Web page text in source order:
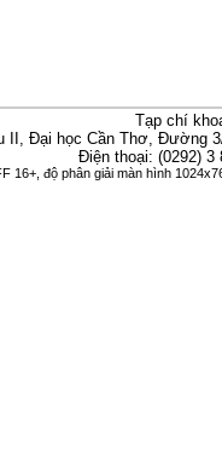
Tạp chí
II, Đại học Cần Thơ, Đường
Điện thoại: (0292)
16+, độ phân giải màn hình